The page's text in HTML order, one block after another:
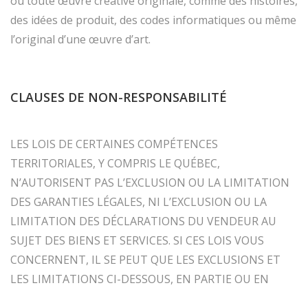
des idées de produit, des codes informatiques ou même
l’original d’une œuvre d’art.
CLAUSES DE NON-RESPONSABILITÉ
LES LOIS DE CERTAINES COMPÉTENCES
TERRITORIALES, Y COMPRIS LE QUÉBEC,
N’AUTORISENT PAS L’EXCLUSION OU LA LIMITATION
DES GARANTIES LÉGALES, NI L’EXCLUSION OU LA
LIMITATION DES DÉCLARATIONS DU VENDEUR AU
SUJET DES BIENS ET SERVICES. SI CES LOIS VOUS
CONCERNENT, IL SE PEUT QUE LES EXCLUSIONS ET
LES LIMITATIONS CI-DESSOUS, EN PARTIE OU EN